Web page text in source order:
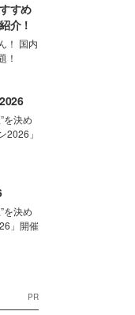
すめ
介！
！ 国内
！
を決め
2026」
を決め
」開催
PR